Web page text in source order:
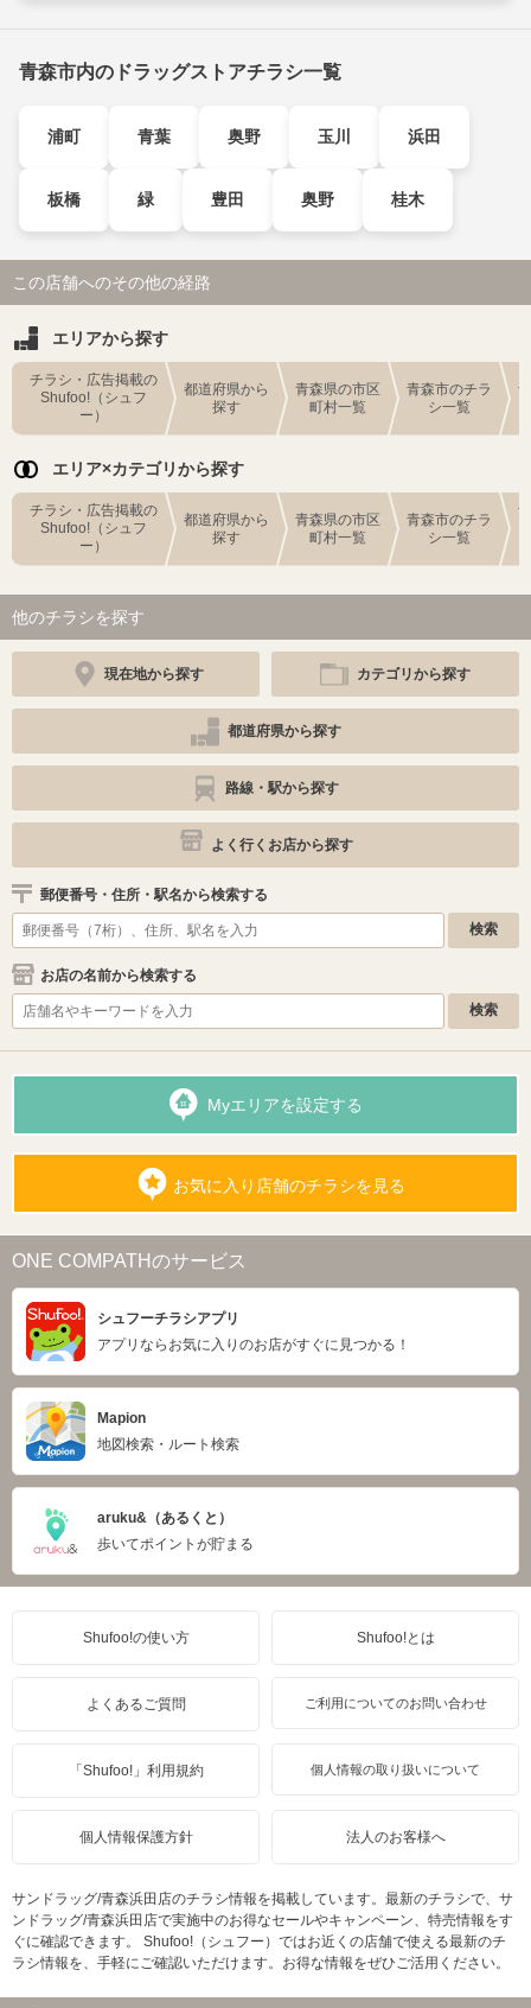
青森市内のドラッグストアチラシ一覧
浦町 青葉 奥野 玉川 浜田
板橋 緑 豊田 奥野 桂木
この店舗へのその他の経路
エリアから探す
チラシ・広告掲載の
Shufoo!（シュフ
ー）
都道府県から
探す
青森県の市区
町村一覧
青森市のチラ
シ一覧
エリア×カテゴリから探す
チラシ・広告掲載の
Shufoo!（シュフ
ー）
都道府県から
探す
青森県の市区
町村一覧
青森市のチラ
シ一覧
他のチラシを探す
現在地から探す カテゴリから探す
都道府県から探す
路線・駅から探す
よく行くお店から探す
郵便番号・住所・駅名から検索する
お店の名前から検索する
Myエリアを設定する
お気に入り店舗のチラシを見る
ONE COMPATHのサービス
シュフーチラシアプリ
アプリならお気に入りのお店がすぐに見つかる！
Mapion
地図検索・ルート検索
aruku&（あるくと）
歩いてポイントが貯まる
Shufoo!の使い方 Shufoo!とは
よくあるご質問 ご利用についてのお問い合わせ
「Shufoo!」利用規約 個人情報の取り扱いについて
個人情報保護方針 法人のお客様へ
サンドラッグ/青森浜田店のチラシ情報を掲載しています。最新のチラシで、サ
ンドラッグ/青森浜田店で実施中のお得なセールやキャンペーン、特売情報をす
ぐに確認できます。 Shufoo!（シュフー）ではお近くの店舗で使える最新のチ
ラシ情報を、手軽にご確認いただけます。お得な情報をぜひご活用ください。